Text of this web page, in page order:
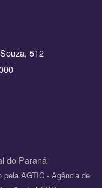
512
do Paraná
pela AGTIC - Agência de